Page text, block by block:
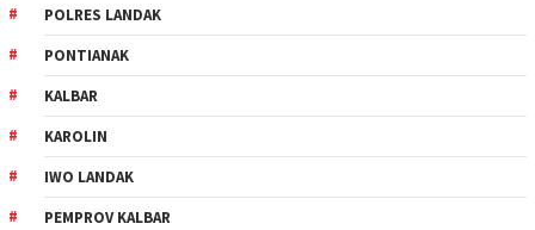
POLRES LANDAK
PONTIANAK
KALBAR
KAROLIN
IWO LANDAK
PEMPROV KALBAR